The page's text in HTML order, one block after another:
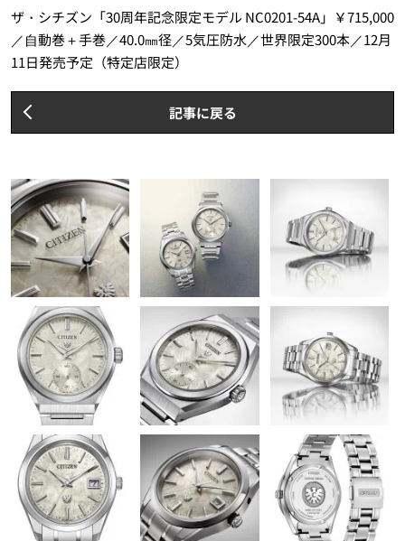
ザ・シチズン「30周年記念限定モデル NC0201-54A」￥715,000
／⾃動巻＋手巻／40.0㎜径／5気圧防水／世界限定300本／12月
11日発売予定（特定店限定）
記事に戻る